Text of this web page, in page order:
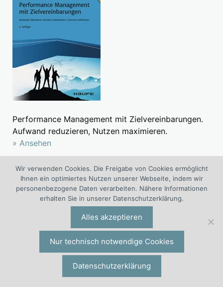
Performance Management mit Zielvereinbarungen.
Aufwand reduzieren, Nutzen maximieren.
» Ansehen
Read me
Buch Anreizsystem
Buch Mitarbeiterführung
Buch Zielvereinbarung
Literatur Employer Branding
Buch Variables Vergütungssystem
Wir verwenden Cookies. Die Freigabe von Cookies ermöglicht
Ihnen ein optimiertes Nutzen unserer Webseite, indem wir
personenbezogene Daten verarbeiten. Nähere Informationen
erhalten Sie in unserer Datenschutzerklärung.
Alles akzeptieren
Nur technisch notwendige Cookies
Datenschutzerklärung